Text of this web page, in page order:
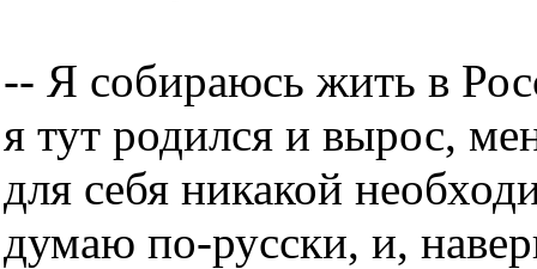
-- Я собираюсь жить в
я тут родился и вырос,
для себя никакой
думаю по-русски, и,